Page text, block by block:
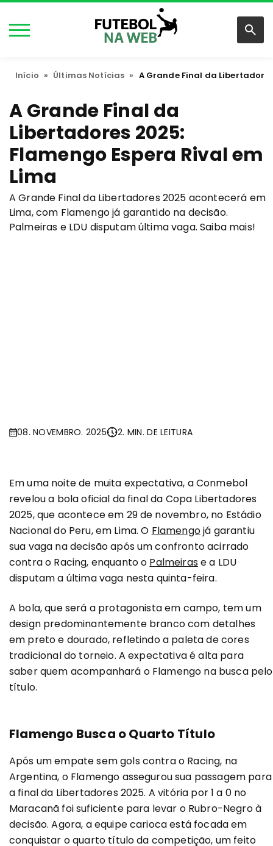
Início » Últimas Notícias » A Grande Final da
A Grande Final da
Libertadores 2025:
Flamengo Espera Rival em
Lima
A Grande Final da Libertadores 2025 acontecerá em
Lima, com Flamengo já garantido na decisão.
Palmeiras e LDU disputam última vaga. Saiba mais!
08. NOVEMBRO. 2025 2. MIN. DE LEITURA
Em uma noite de muita expectativa, a Conmebol
revelou a bola oficial da final da Copa Libertadores
2025, que acontece em 29 de novembro, no Estádio
Nacional do Peru, em Lima. O Flamengojá garantiu
sua vaga na decisão após um confronto acirrado
contra o Racing, enquanto o Palmeirase a LDU
disputam a última vaga nesta quinta-feira.
A bola, que será a protagonista em campo, tem um
design predominantemente branco com detalhes
em preto e dourado, refletindo a paleta de cores
tradicional do torneio. A expectativa é alta para
saber quem acompanhará o Flamengo na busca pelo
título.
Flamengo Busca o Quarto Título
Após um empate sem gols contra o Racing, na
Argentina, o Flamengo assegurou sua passagem para
a final da Libertadores 2025. A vitória por 1 a 0 no
Maracanã foi suficiente para levar o Rubro-Negro à
decisão. Agora, a equipe carioca está focada em
conquistar o quarto título da competição, um feito